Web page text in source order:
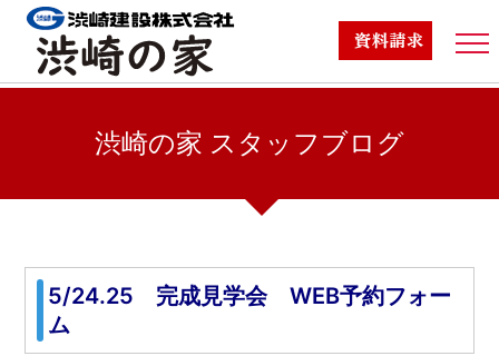
施工事例
渋崎の家 スタッフブログ
5/24.25 完成見学会 WEB予約フォー
ム